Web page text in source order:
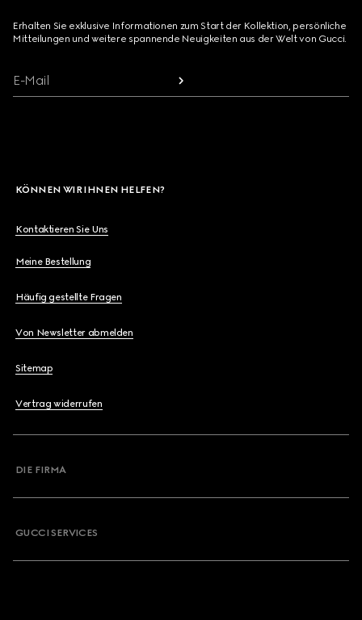
Erhalten Sie exklusive Informationen zum Start der Kollektion, persönliche
Mitteilungen und weitere spannende Neuigkeiten aus der Welt von Gucci.
E-Mail
KÖNNEN WIR IHNEN HELFEN?
Kontaktieren Sie Uns
Meine Bestellung
Häufig gestellte Fragen
Von Newsletter abmelden
Sitemap
Vertrag widerrufen
DIE FIRMA
GUCCI SERVICES